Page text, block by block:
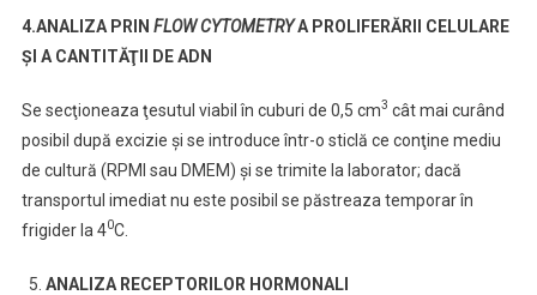
4.ANALIZA PRIN FLOW CYTOMETRYA PROLIFERĂRII CELULARE
ŞI A CANTITĂŢII DE ADN
Se secţioneaza ţesutul viabil în cuburi de 0,5 cm3 cât mai curând
posibil după excizie şi se introduce într-o sticlă ce conţine mediu
de cultură (RPMI sau DMEM) şi se trimite la laborator; dacă
transportul imediat nu este posibil se păstreaza temporar în
frigider la 40C.
ANALIZA RECEPTORILOR HORMONALI